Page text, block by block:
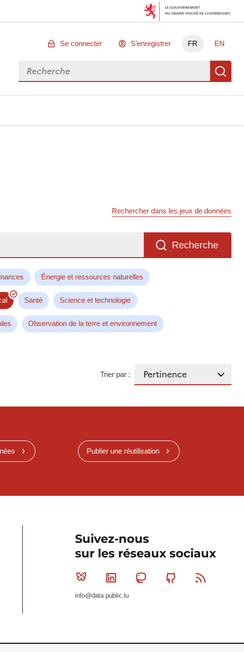
Se connecter S'enregistrer FR EN
Rechercher des données
Rechercher dans les jeux de données
Recherche
Énergie et ressources naturelles
Santé Science et technologie
Observation de la terre et environnement
Trier par :
Publier une réutilisation
Suivez-nous
sur les réseaux sociaux
Bluesky Linkedin MastodonGithub
info@data.public.lu